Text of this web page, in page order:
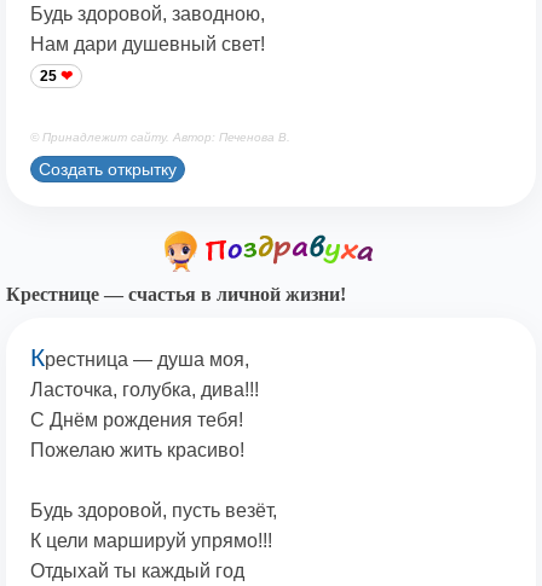
Будь здоровой, заводною,
Нам дари душевный свет!
25
© Принадлежит сайту. Автор: Печенова В.
Создать открытку
Крестнице — счастья в личной жизни!
Крестница — душа моя,
Ласточка, голубка, дива!!!
С Днём рождения тебя!
Пожелаю жить красиво!
Будь здоровой, пусть везёт,
К цели маршируй упрямо!!!
Отдыхай ты каждый год